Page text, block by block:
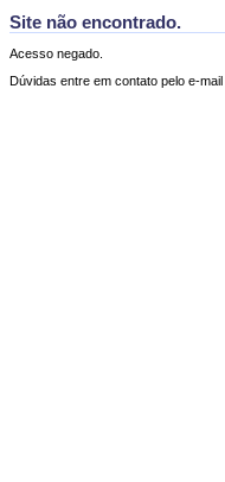
Site não encontrado.
Acesso negado.
Dúvidas entre em contato pelo e-mail